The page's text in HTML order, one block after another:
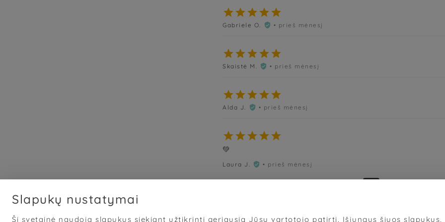

Gabriele O.  • prieš mėnesį

Skaistė M.  • prieš mėnesį

Alda J.  • prieš mėnesį

💚
Laura J.  • prieš mėnesį
Slapukų nustatymai
Ši svetainė naudoja slapukus siekiant užtikrinti geriausią Jūsų vartotojo patirtį. Išjungus šiuos